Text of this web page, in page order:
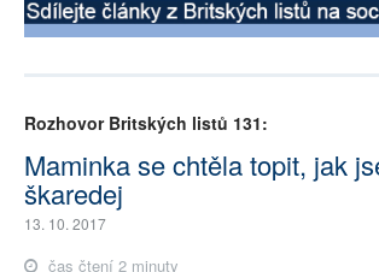
Rozhovor Britských listů 131:
Maminka se chtěla topit, jak
škaredej
13. 10. 2017
čas čtení 2 minuty